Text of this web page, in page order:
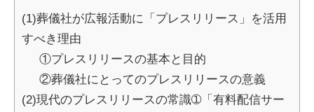
(1)葬儀社が広報活動に「プレスリリース」を活用
すべき理由
①プレスリリースの基本と目的
②葬儀社にとってのプレスリリースの意義
(2)現代のプレスリリースの常識➀「有料配信サー